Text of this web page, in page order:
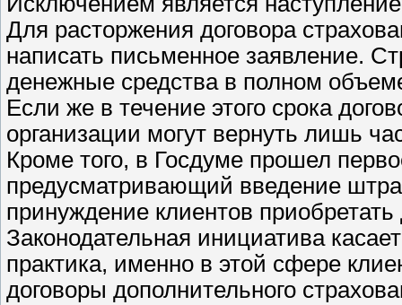
Для расторжения договора
написать письменное заявление.
денежные средства в полном
Если же в течение этого срока
организации могут вернуть лишь
Кроме того, в Госдуме прошел
предусматривающий введение
принуждение клиентов
Законодательная инициатива
практика, именно в этой сфере
договоры дополнительного